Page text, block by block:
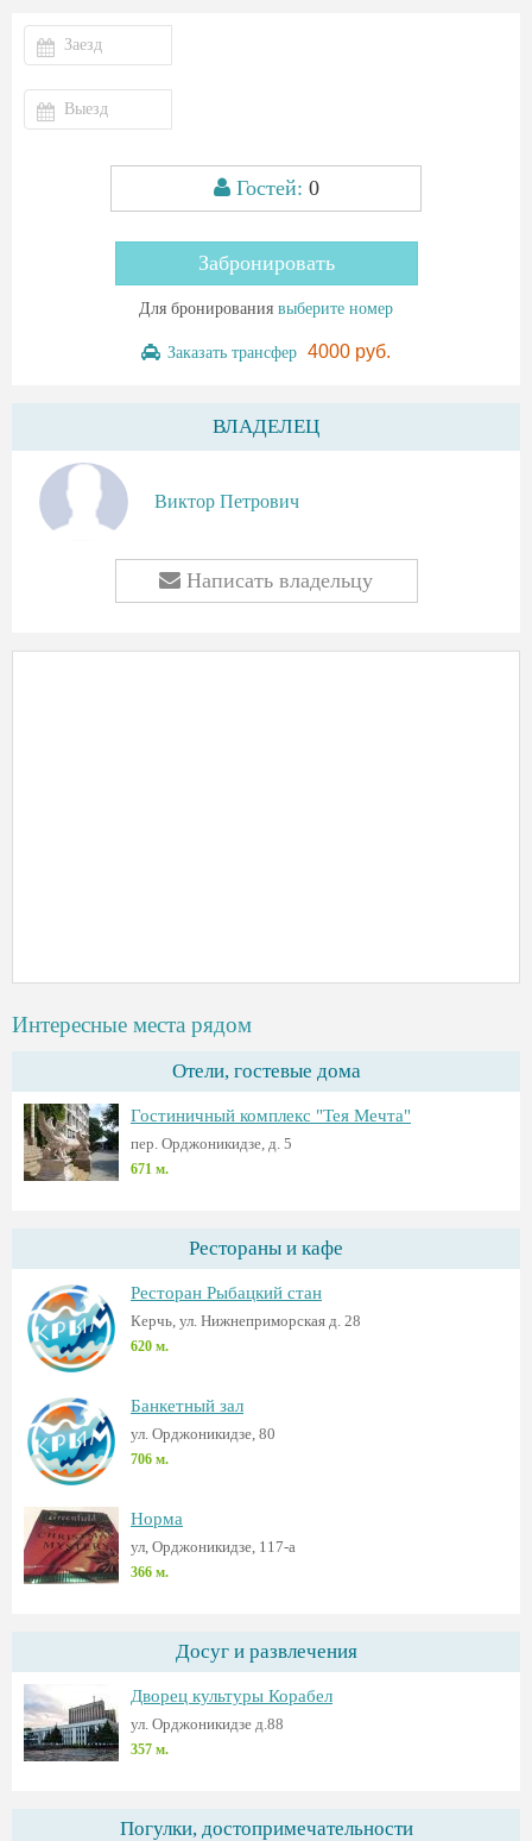
Гостей: 0
Забронировать
Для бронирования выберите номер
Заказать трансфер 4000 руб.
ВЛАДЕЛЕЦ
Виктор Петрович
Написать владельцу
Интересные места рядом
Отели, гостевые дома
Гостиничный комплекс "Тея Мечта"
пер. Орджоникидзе, д. 5
671 м.
Рестораны и кафе
Ресторан Рыбацкий стан
Керчь, ул. Нижнеприморская д. 28
620 м.
Банкетный зал
ул. Орджоникидзе, 80
706 м.
Норма
ул, Орджоникидзе, 117-а
366 м.
Досуг и развлечения
Дворец культуры Корабел
ул. Орджоникидзе д.88
357 м.
Погулки, достопримечательности